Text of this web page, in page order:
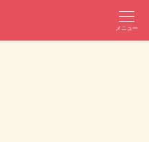
メニュー